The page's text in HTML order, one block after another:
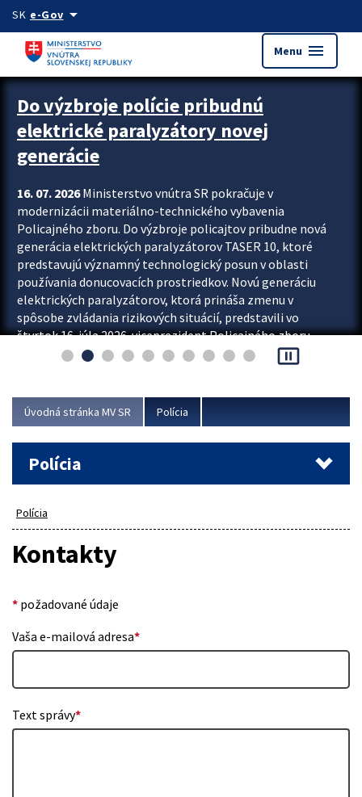
Preskocit na hlavný obsah
SK e-Govarrow_drop_down
Menu menu
Zastavit automatický posun upútavok
Do výzbroje polície pribudnú
elektrické paralyzátory novej
generácie
16. 07. 2026Ministerstvo vnútra SR pokračuje v
modernizácii materiálno-technického vybavenia
Policajného zboru. Do výzbroje policajtov pribudne nová
generácia elektrických paralyzátorov TASER 10, ktoré
predstavujú významný technologický posun v oblasti
používania donucovacích prostriedkov. Novú generáciu
elektrických paralyzátorov, ktorá prináša zmenu v
spôsobe zvládania rizikových situácií, predstavili vo
štvrtok 16. júla 2026 viceprezident Policajného zboru
Rastislav Polakovič a riaditeľ odboru výcviku...
pause_presentation
Úvodná stránka MV SR Polícia
Polícia
Polícia
Kontakty
* požadované údaje
Vaša e-mailová adresa*
Text správy*